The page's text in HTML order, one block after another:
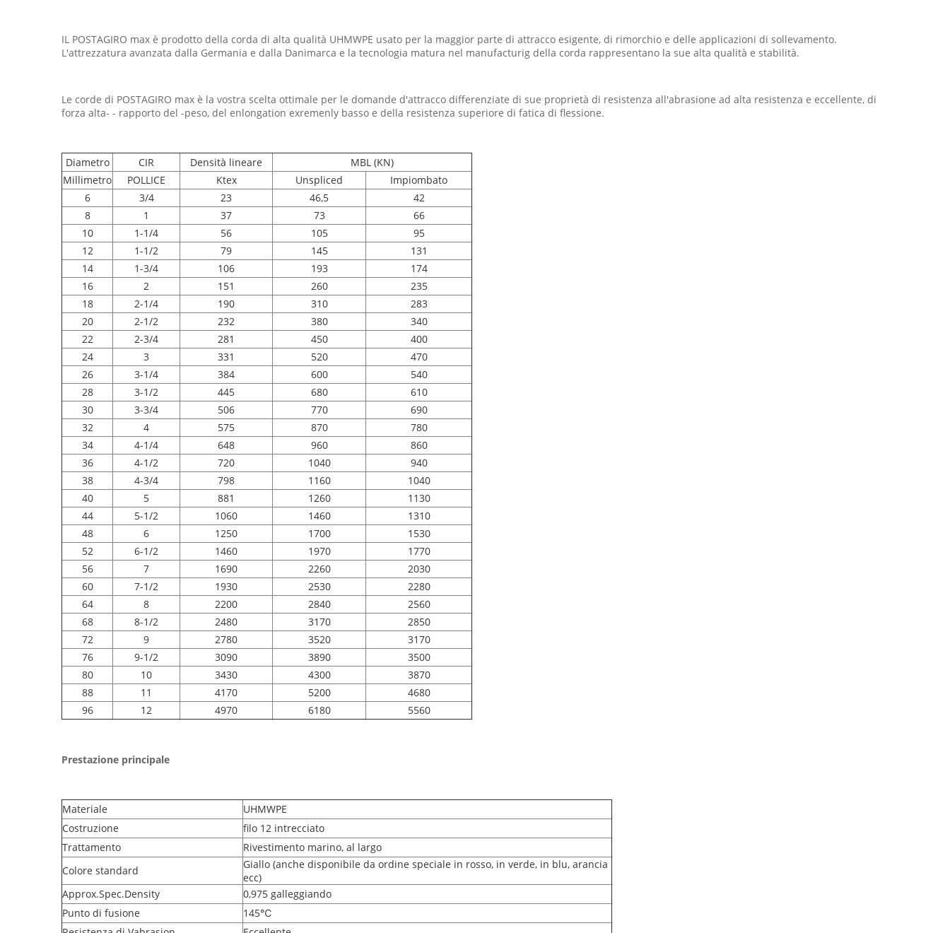
IL POSTAGIRO max è prodotto della corda di alta qualità UHMWPE usato per la maggior parte di attracco esigente, di rimorchio e delle applicazioni di sollevamento.
L'attrezzatura avanzata dalla Germania e dalla Danimarca e la tecnologia matura nel manufacturig della corda rappresentano la sue alta qualità e stabilità.
Le corde di POSTAGIRO max è la vostra scelta ottimale per le domande d'attracco differenziate di sue proprietà di resistenza all'abrasione ad alta resistenza e eccellente, di
forza alta- - rapporto del -peso, del enlongation exremenly basso e della resistenza superiore di fatica di flessione.
Diametro CIR Densità lineare
MBL (KN)
Millimetro
POLLICE Ktex Unspliced
Impiombato
6
3/4 23 46,5
42
8
1 37 73
66
10
1-1/4 56 105
95
12
1-1/2 79 145
131
14
1-3/4 106 193
174
16
2 151 260
235
18
2-1/4 190 310
283
20
2-1/2 232 380
340
22
2-3/4 281 450
400
24
3 331 520
470
26
3-1/4 384 600
540
28
3-1/2 445 680
610
30
3-3/4 506 770
690
32
4 575 870
780
34
4-1/4 648 960
860
36
4-1/2 720 1040
940
38
4-3/4 798 1160
1040
40
5 881 1260
1130
44
5-1/2 1060 1460
1310
48
6 1250 1700
1530
52
6-1/2 1460 1970
1770
56
7 1690 2260
2030
60
7-1/2 1930 2530
2280
64
8 2200 2840
2560
68
8-1/2 2480 3170
2850
72
9 2780 3520
3170
76
9-1/2 3090 3890
3500
80
10 3430 4300
3870
88
11 4170 5200
4680
96
12 4970 6180 5560
Prestazione principale
Materiale
UHMWPE
Costruzione
filo 12 intrecciato
Trattamento
Rivestimento marino, al largo
Colore standard
Giallo (anche disponibile da ordine speciale in rosso, in verde, in blu, arancia
ecc)
Approx.Spec.Density
0,975 galleggiando
Punto di fusione
145℃